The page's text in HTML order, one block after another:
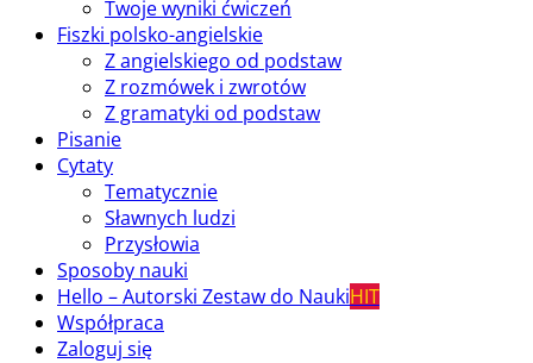
Twoje wyniki ćwiczeń
Fiszki polsko-angielskie
Z angielskiego od podstaw
Z rozmówek i zwrotów
Z gramatyki od podstaw
Pisanie
Cytaty
Tematycznie
Sławnych ludzi
Przysłowia
Sposoby nauki
Hello – Autorski Zestaw do NaukiHIT
Współpraca
Zaloguj się